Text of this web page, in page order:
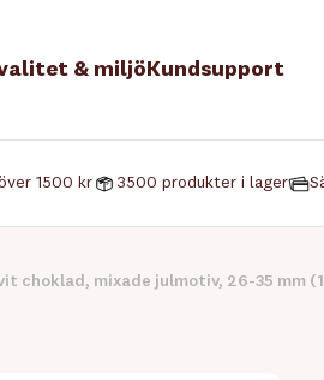
& miljö Kundsupport
1500 kr 3500 produkter i lager
choklad, mixade julmotiv, 26-35 mm